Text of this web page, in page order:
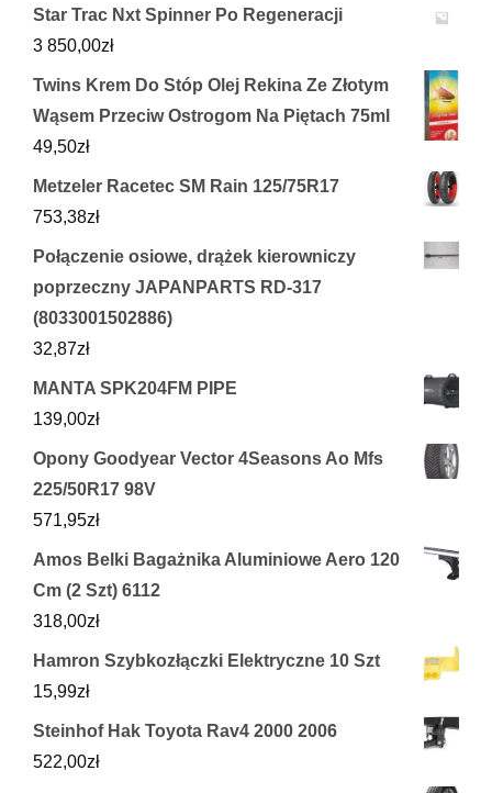
Star Trac Nxt Spinner Po Regeneracji
3 850,00zł
Twins Krem Do Stóp Olej Rekina Ze Złotym
Wąsem Przeciw Ostrogom Na Piętach 75ml
49,50zł
Metzeler Racetec SM Rain 125/75R17
753,38zł
Połączenie osiowe, drążek kierowniczy
poprzeczny JAPANPARTS RD-317
(8033001502886)
32,87zł
MANTA SPK204FM PIPE
139,00zł
Opony Goodyear Vector 4Seasons Ao Mfs
225/50R17 98V
571,95zł
Amos Belki Bagażnika Aluminiowe Aero 120
Cm (2 Szt) 6112
318,00zł
Hamron Szybkozłączki Elektryczne 10 Szt
15,99zł
Steinhof Hak Toyota Rav4 2000 2006
522,00zł